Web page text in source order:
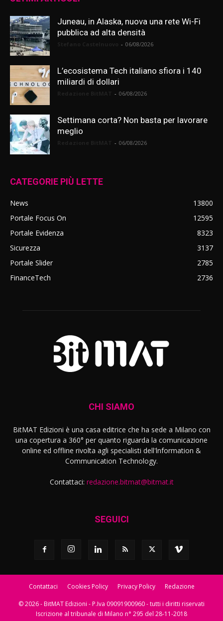
Juneau, in Alaska, nuova una rete Wi-Fi
pubblica ad alta densità
- 06/08/2026
L’ecosistema Tech italiano sfiora i 140
miliardi di dollari
- 06/08/2026
Settimana corta? Non basta per lavorare
meglio
- 06/08/2026
CATEGORIE PIÙ LETTE
News
13800
Portale Focus On
12595
Portale Evidenza
8323
Sicurezza
3137
Portale Slider
2785
FinanceTech
2736
CHI SIAMO
BitMAT Edizioni è una casa editrice che ha sede a Milano con
una copertura a 360° per quanto riguarda la comunicazione
online ed offline rivolta agli specialisti dell'lnformation &
Communication Technology.
Contattaci: redazione.bitmat@bitmat.it
SEGUICI
Contattaci Cookies Policy Privacy Policy Redazione
© 2026 - BitMAT Edizioni - P.Iva 09091900960 - tutti i diritti riservati
Iscrizione al tribunale di Milano n° 295 del 28-11-2018